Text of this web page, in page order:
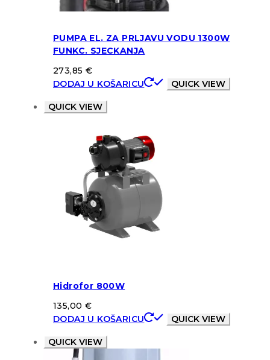
PUMPA EL. ZA PRLJAVU VODU 1300W
FUNKC. SJECKANJA
273,85 €
DODAJ U KOŠARICU
QUICK VIEW
QUICK VIEW
Hidrofor 800W
135,00 €
DODAJ U KOŠARICU
QUICK VIEW
QUICK VIEW